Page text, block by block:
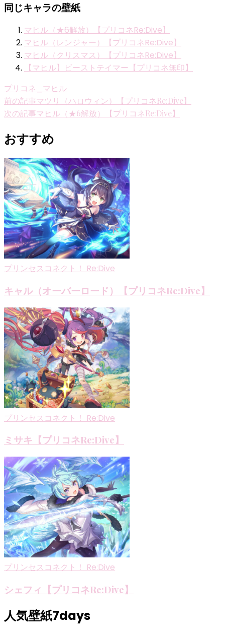
同じキャラの壁紙
マヒル（★6解放）【プリコネRe:Dive】
マヒル（レンジャー）【プリコネRe:Dive】
マヒル（クリスマス）【プリコネRe:Dive】
【マヒル】ビーストテイマー【プリコネ無印】
プリコネ_マヒル
投
稿
ナ
ビ
ゲ
ー
シ
ョ
ン
前の記事マツリ（ハロウィン）【プリコネRe:Dive】
次の記事マヒル（★6解放）【プリコネRe:Dive】
おすすめ
プリンセスコネクト！ Re:Dive
キャル（オーバーロード）【プリコネRe:Dive】
プリンセスコネクト！ Re:Dive
ミサキ【プリコネRe:Dive】
プリンセスコネクト！ Re:Dive
シェフィ【プリコネRe:Dive】
人気壁紙7days